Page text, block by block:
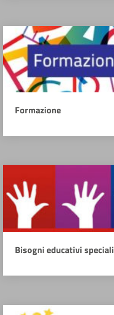
Formazione
Bisogni educativi speciali